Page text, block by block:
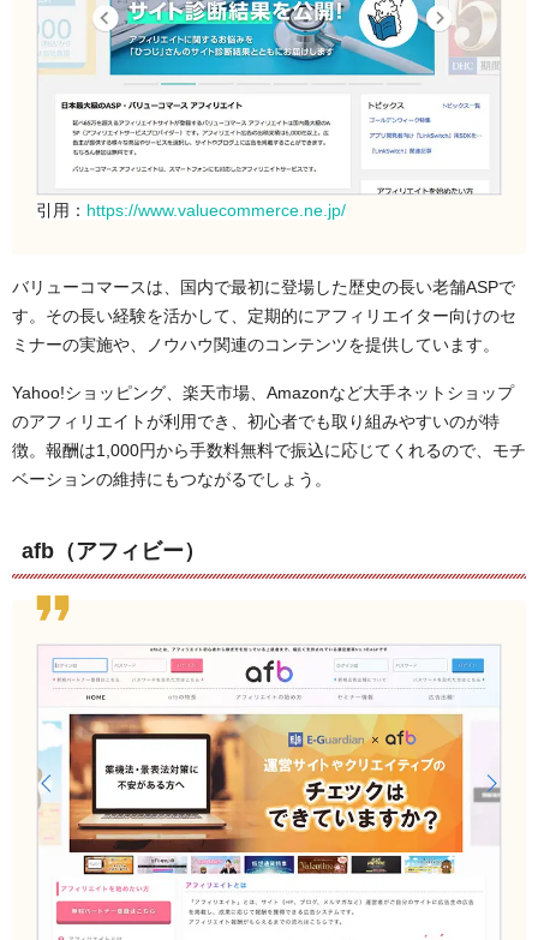
引用： https://www.valuecommerce.ne.jp/
バリューコマースは、国内で最初に登場した歴史の長い老舗ASPで
す。その長い経験を活かして、定期的にアフィリエイター向けのセ
ミナーの実施や、ノウハウ関連のコンテンツを提供しています。
Yahoo!ショッピング、楽天市場、Amazonなど大手ネットショップ
のアフィリエイトが利用でき、初心者でも取り組みやすいのが特
徴。報酬は1,000円から手数料無料で振込に応じてくれるので、モチ
ベーションの維持にもつながるでしょう。
afb（アフィビー）